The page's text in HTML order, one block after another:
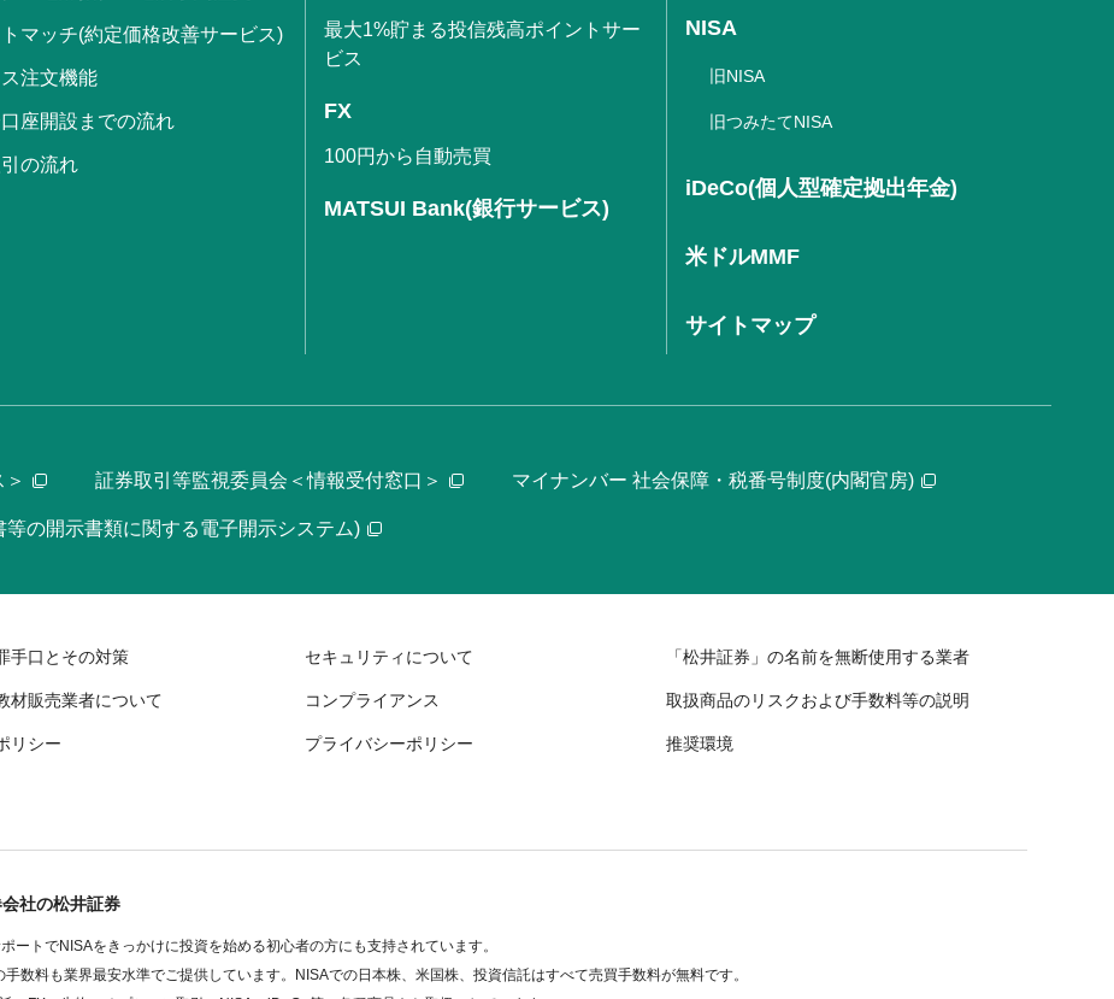
マッチ(約定価格改善サービス)
注文機能
座開設までの流れ
の流れ
最大1%貯まる投信残高ポイントサー
ビス
FX
100円から自動売買
MATSUI Bank(銀行サービス)
NISA
旧NISA
旧つみたてNISA
iDeCo(個人型確定拠出年金)
米ドルMMF
サイトマップ
証券取引等監視委員会＜情報受付窓口＞ マイナンバー 社会保障・税番号制度(内閣官房)
の開示書類に関する電子開示システム)
手口とその対策 セキュリティについて 「松井証券」の名前を無断使用する業者
材販売業者について コンプライアンス 取扱商品のリスクおよび手数料等の説明
リシー プライバシーポリシー 推奨環境
社の松井証券
トでNISAをきっかけに投資を始める初心者の方にも支持されています。
数料も業界最安水準でご提供しています。NISAでの日本株、米国株、投資信託はすべて売買手数料が無料です。